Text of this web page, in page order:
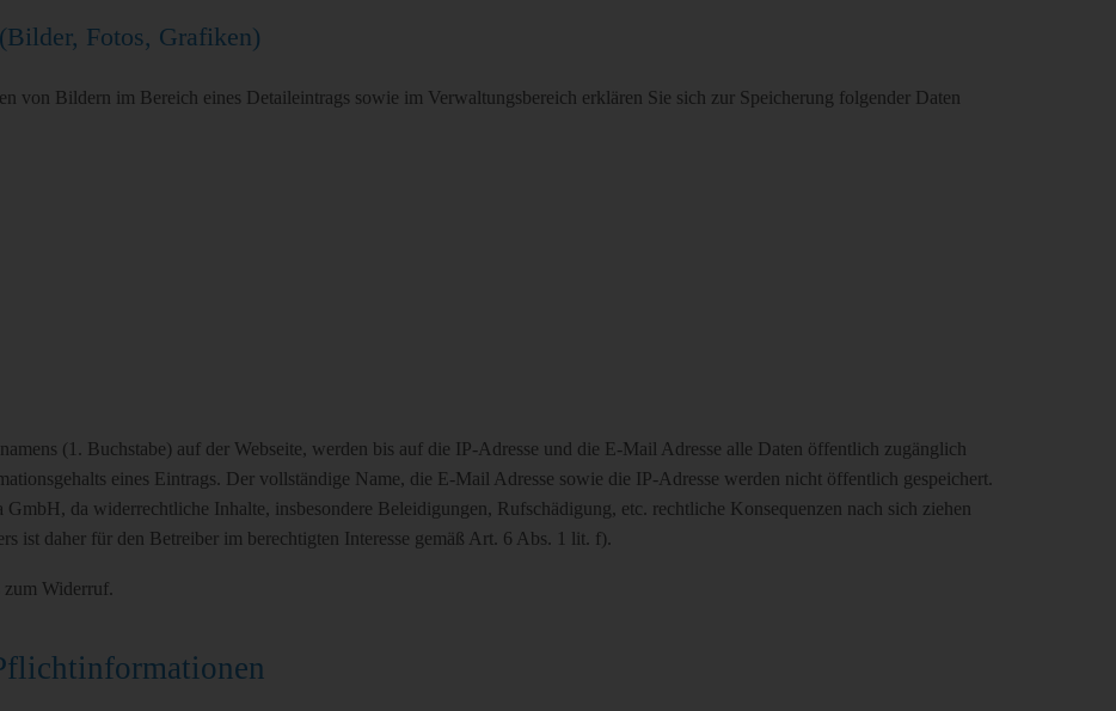
Fotos, Grafiken)
von Bildern im Bereich eines Detaileintrags sowie im Verwaltungsbereich erklären Sie sich zur Speicherung folgender Daten
(1. Buchstabe) auf der Webseite, werden bis auf die IP-Adresse und die E-Mail Adresse alle Daten öffentlich zugänglich
eines Eintrags. Der vollständige Name, die E-Mail Adresse sowie die IP-Adresse werden nicht öffentlich gespeichert.
da widerrechtliche Inhalte, insbesondere Beleidigungen, Rufschädigung, etc. rechtliche Konsequenzen nach sich ziehen
ist daher für den Betreiber im berechtigten Interesse gemäß Art. 6 Abs. 1 lit. f).
zum Widerruf.